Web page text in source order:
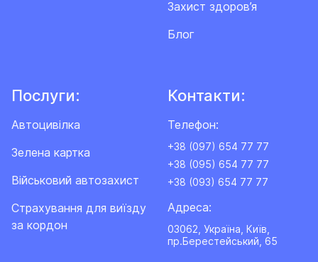
Захист здоров’я
Блог
Послуги:
Автоцивілка
Зелена картка
Військовий автозахист
Cтрахування для виїзду
за кордон
Контакти:
Телефон:
+38 (097) 654 77 77
+38 (095) 654 77 77
+38 (093) 654 77 77
Адреса:
03062, Україна, Київ,
пр.Берестейський, 65